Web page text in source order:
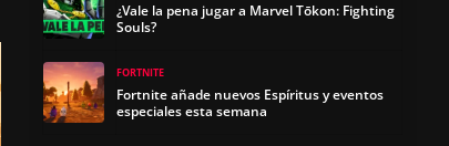
¿Vale la pena jugar a Marvel Tōkon: Fighting
Souls?
FORTNITE
Fortnite añade nuevos Espíritus y eventos
especiales esta semana